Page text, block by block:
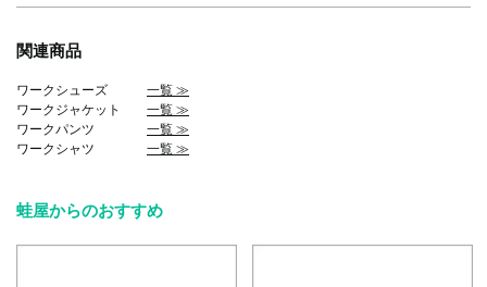
関連商品
ワークシューズ 一覧 ≫
ワークジャケット 一覧 ≫
ワークパンツ 一覧 ≫
ワークシャツ 一覧 ≫
蛙屋からのおすすめ